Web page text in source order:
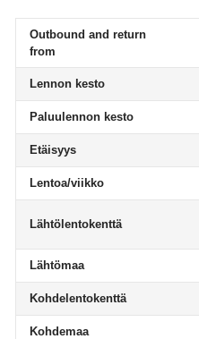
Outbound and return
from
Lennon kesto
Paluulennon kesto
Etäisyys
Lentoa/viikko
Lähtölentokenttä
Lähtömaa
Kohdelentokenttä
Kohdemaa